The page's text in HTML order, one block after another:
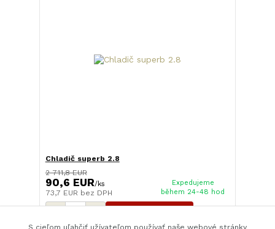
Chladič superb 2.8
2 711,8 EUR
90,6 EUR/ks
73,7 EUR bez DPH
Expedujeme
během 24-48 hod
S cieľom uľahčiť užívateľom používať naše webové stránky